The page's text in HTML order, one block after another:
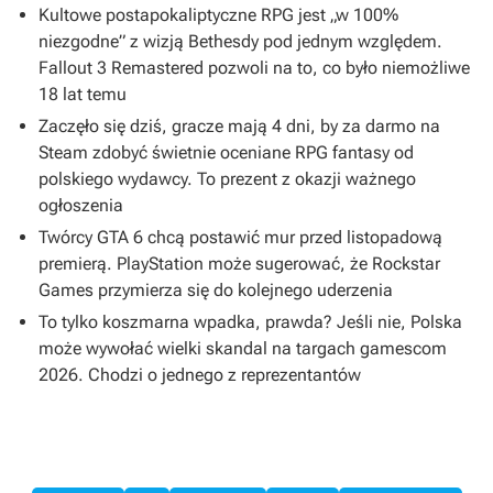
Kultowe postapokaliptyczne RPG jest „w 100%
niezgodne” z wizją Bethesdy pod jednym względem.
Fallout 3 Remastered pozwoli na to, co było niemożliwe
18 lat temu
Zaczęło się dziś, gracze mają 4 dni, by za darmo na
Steam zdobyć świetnie oceniane RPG fantasy od
polskiego wydawcy. To prezent z okazji ważnego
ogłoszenia
Twórcy GTA 6 chcą postawić mur przed listopadową
premierą. PlayStation może sugerować, że Rockstar
Games przymierza się do kolejnego uderzenia
To tylko koszmarna wpadka, prawda? Jeśli nie, Polska
może wywołać wielki skandal na targach gamescom
2026. Chodzi o jednego z reprezentantów